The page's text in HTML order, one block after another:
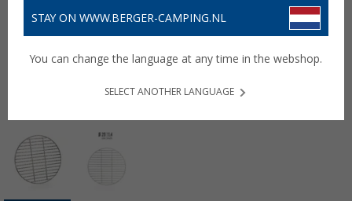
STAY ON WWW.BERGER-CAMPING.NL
You can change the language at any time in the webshop.
SELECT ANOTHER LANGUAGE